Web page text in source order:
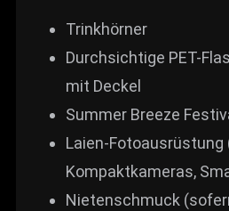
Trinkhörner
Durchsichtige PET-
mit Deckel
Summer Breeze
Laien-Fotoausrüstung
Kompaktkameras,
Nietenschmuck